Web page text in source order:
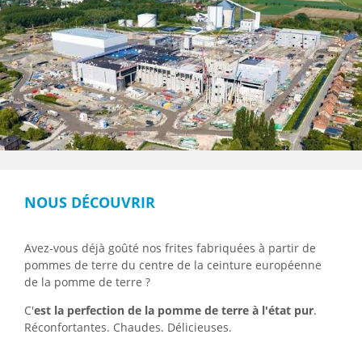
NOUS DÉCOUVRIR
Avez-vous déjà goûté nos frites fabriquées à partir de
pommes de terre du centre de la ceinture européenne
de la pomme de terre ?
C'est la perfection de la pomme de terre à l'état pur.
Réconfortantes. Chaudes. Délicieuses.